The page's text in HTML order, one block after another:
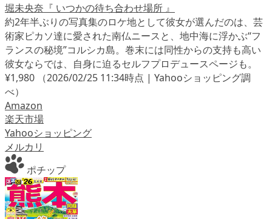
堀未央奈『 いつかの待ち合わせ場所 』
約2年半ぶりの写真集のロケ地として彼女が選んだのは、芸
術家ピカソ達に愛された南仏ニースと、地中海に浮かぶ“フ
ランスの秘境”コルシカ島。巻末には同性からの支持も高い
彼女ならでは、自身に迫るセルフプロデュースページも。
¥1,980
（2026/02/25 11:34時点 | Yahooショッピング調
べ）
Amazon
楽天市場
Yahooショッピング
メルカリ
ポチップ